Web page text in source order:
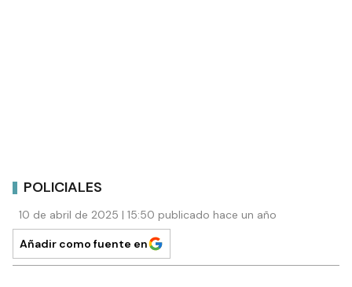
POLICIALES
10 de abril de 2025 | 15:50 publicado hace un año
Añadir como fuente en